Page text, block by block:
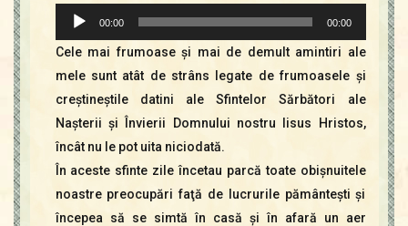
Icoane
Mărgăritare
Calendar
Glosar
Repere
Contact
Player
audio
00:00 00:00
Cele mai frumoase şi mai de demult amintiri ale
mele sunt atât de strâns legate de frumoasele şi
creştineştile datini ale Sfintelor Sărbători ale
Naşterii şi Învierii Domnului nostru Iisus Hristos,
încât nu le pot uita niciodată.
În aceste sfinte zile încetau parcă toate obişnuitele
noastre preocupări faţă de lucrurile pământeşti şi
începea să se simtă în casă şi în afară un aer